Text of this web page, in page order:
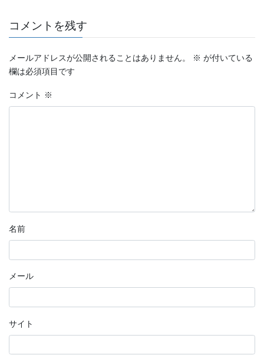
コメントを残す
メールアドレスが公開されることはありません。 ※ が付いている
欄は必須項目です
コメント ※
名前
メール
サイト